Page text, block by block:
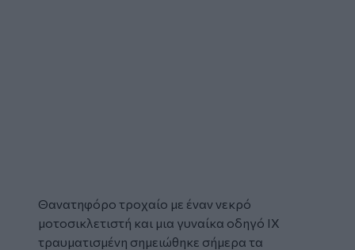
Θανατηφόρο τροχαίο με έναν νεκρό
μοτοσικλετιστή και μια γυναίκα οδηγό ΙΧ
τραυματισμένη σημειώθηκε σήμερα τα